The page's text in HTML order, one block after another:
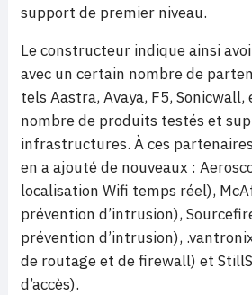
support de premier niveau.
Le constructeur indique ainsi
avec un certain nombre de
tels Aastra, Avaya, F5,
nombre de produits testés et
infrastructures. À ces
en a ajouté de nouveaux :
localisation Wifi temps réel),
prévention d’intrusion),
prévention d’intrusion),
de routage et de firewall) et
d’accès).